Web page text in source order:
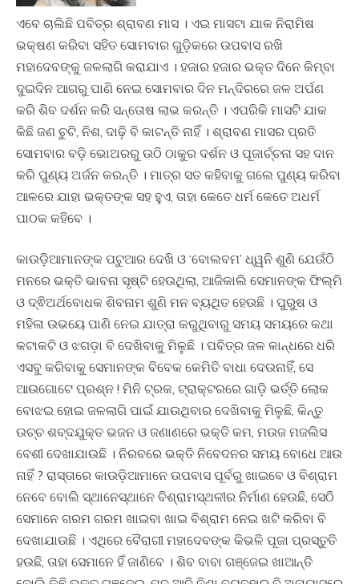
ଏବେ ଚାଲିଛି ପବିତ୍ର ଶ୍ରାବଣ ମାସ । ଏଇ ମାସଟା ଯାକ ନିରାମିଷ
ଭକ୍ଷଣ କରିବା ସହିତ ସୋମବାର ଗୁଡ଼ିକରେ ଉପବାସ ରଖି
ମହାଦେବଙ୍କୁ ଜଳଲାଗି କରାଯାଏ । ହଜାର ହଜାର ଭକ୍ତ ଦିନେ କିମ୍ବା
ଦୁଇଦିନ ଆଗରୁ ପାଣି ନେଇ ସୋମବାର ଦିନ ମନ୍ଦିରରେ ଜଳ ଅର୍ପଣ
କରି ଶିବ ଦର୍ଶନ କରି ସନ୍ତୋଷ ଲାଭ କରନ୍ତି । ଏପରିକି ମାସଟି ଯାକ
କିଛି ଜଣ ଚୁଟି, ନିଶ, ଦାଢ଼ି ବି କାଟନ୍ତି ନାହିଁ । ଶ୍ରାବଣ ମାସର ପ୍ରତି
ସୋମବାର ବଡ଼ି ଭୋଅରରୁ ଉଠି ଠାକୁର ଦର୍ଶନ ଓ ପୂଜାର୍ଚ୍ଚନା ସହ ଦାନ
କରି ପୁଣ୍ୟ ଅର୍ଜନ କରନ୍ତି । ମାତ୍ର ସତ କହିବାକୁ ଗଲେ ପୁଣ୍ୟ କରିବା
ଆଳରେ ଯାହା ଭକ୍ତଙ୍କ ସହ ହୁଏ, ତାହା କେତେ ଧର୍ମ କେତେ ଅଧର୍ମ
ପାଠକ କହିବେ ।
କାଉଡ଼ିଆମାନଙ୍କ ପଟୁଆର ଦେଖି ଓ ‘ବୋଲବମ’ ଧ୍ୱନି ଶୁଣି ଯେଉଁଠି
ମନରେ ଭକ୍ତି ଭାବନା ସୃଷ୍ଟି ହେଉଥିଲା, ଆଜିକାଲି ସେମାନଙ୍କ ଫିଲ୍ମି
ଓ ଦ୍ଵିଅର୍ଥବୋଧକ ଶିବନାମ ଶୁଣି ମନ ବ୍ୟଥିତ ହେଉଛି । ପୁରୁଷ ଓ
ମହିଳା ଉଭୟେ ପାଣି ନେଇ ଯାତ୍ରା କରୁଥିବାରୁ ସମୟ ସମୟରେ କଥା
କଟାକଟି ଓ ଝଗଡ଼ା ବି ଦେଖିବାକୁ ମିଳୁଛି । ପବିତ୍ର ଜଳ କାନ୍ଧରେ ଧରି
ଏସବୁ କରିବାକୁ ସେମାନଙ୍କ ବିବେକ କେମିତି ବାଧା ଦେଉନାହିଁ, ସେ
ଆଉଗୋଟେ ପ୍ରଶ୍ନ ! ମିନି ଟ୍ରକ, ଟ୍ରାକ୍ଟରରେ ଗାଡ଼ି ଭର୍ତ୍ତି ଲୋକ
ବୋଝଇ ହୋଇ ଜଳଲାଗି ପାଇଁ ଯାଉଥିବାର ଦେଖିବାକୁ ମିଳୁଛି, କିନ୍ତୁ
ଉଚ୍ଚ ଶବ୍ଦଯୁକ୍ତ ଭଜନ ଓ ଜଣାଣରେ ଭକ୍ତି କମ, ମଉଜ ମଜଲିସ
ବେଶୀ ଦେଖାଯାଉଛି । ନିରବରେ ଭକ୍ତି ନିବେଦନର ସମୟ ବୋଧେ ଆଉ
ନାହିଁ ? ରାସ୍ତାରେ କାଉଡ଼ିଆମାନେ ଉପବାସ ପୂର୍ବରୁ ଖାଇବେ ଓ ବିଶ୍ରାମ
ନେବେ ବୋଲି ସ୍ଥାନେସ୍ଥାନେ ବିଶ୍ରାମସ୍ଥଳୀର ନିର୍ମାଣ ହେଉଛି, ସେଠି
ସେମାନେ ଗରମ ଗରମ ଖାଇବା ଖାଇ ବିଶ୍ରାମ ନେଇ ଖଟି କରିବା ବି
ଦେଖାଯାଉଛି । ଏଥିରେ ବୈରାଗୀ ମହାଦେବଙ୍କ କିଭଳି ପୂଜା ପ୍ରସ୍ତୁତି
ହଉଛି, ତାହା ସେମାନେ ହିଁ ଜାଣିବେ । ଶିବ ବାବା ଗଞ୍ଜେଇ ଖାଆନ୍ତି